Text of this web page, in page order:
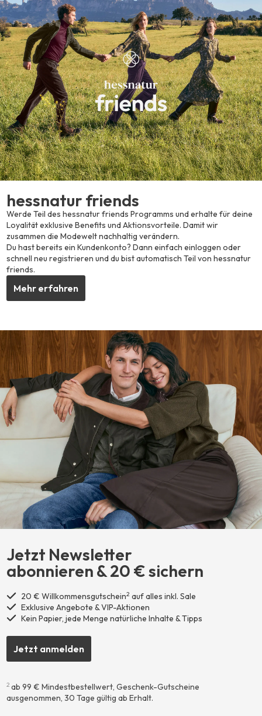
hessnatur friends
Werde Teil des hessnatur friends Programms und erhalte für deine
Loyalität exklusive Benefits und Aktionsvorteile. Damit wir
zusammen die Modewelt nachhaltig verändern.
Du hast bereits ein Kundenkonto? Dann einfach einloggen oder
schnell neu registrieren und du bist automatisch Teil von hessnatur
friends.
Mehr erfahren
Jetzt Newsletter
abonnieren ​& 20 € sichern
20 € Willkommensgutschein2 auf alles inkl. Sale
Exklusive Angebote & VIP-Aktionen
Kein Papier, jede Menge natürliche Inhalte & Tipps
Jetzt anmelden
2 ab 99 € Mindestbestellwert, Geschenk-Gutscheine
ausgenommen, 30 Tage gültig ab Erhalt.